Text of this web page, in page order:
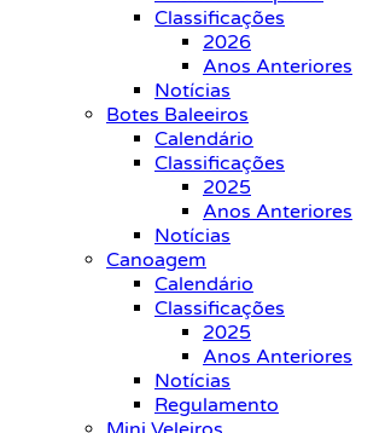
Classificações
2026
Anos Anteriores
Notícias
Botes Baleeiros
Calendário
Classificações
2025
Anos Anteriores
Notícias
Canoagem
Calendário
Classificações
2025
Anos Anteriores
Notícias
Regulamento